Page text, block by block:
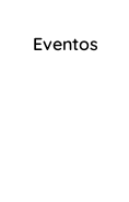
Eventos